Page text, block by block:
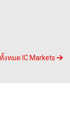
หมด IC Markets